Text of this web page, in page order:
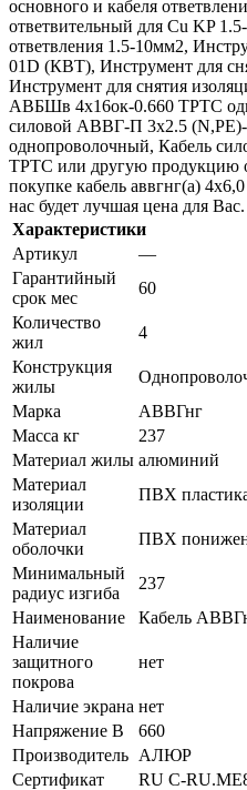
основного и кабеля
ответвительный для Cu KP
ответвления 1.5-10мм2,
01D (КВТ), Инструмент для
Инструмент для снятия
АВБШв 4х16ок-0.660 ТРТС
силовой АВВГ-П 3х2.5 (N,РЕ)-
однопроволочный, Кабель
ТРТС или другую продукцию
покупке кабель аввгнг(а)
нас будет лучшая цена для Вас.
Характеристики
Артикул
—
Гарантийный
срок мес
60
Количество
жил
4
Конструкция
жилы
Марка
АВВГнг
Масса кг
237
Материал жилы алюминий
Материал
изоляции
ПВХ
Материал
оболочки
ПВХ
Минимальный
радиус изгиба
237
Наименование
Кабель
Наличие
защитного
покрова
нет
Наличие экрана нет
Напряжение В
660
Производитель АЛЮР
Сертификат
RU C-